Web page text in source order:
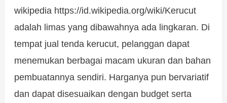
wikipedia https://id.wikipedia.org/wiki/Kerucut
adalah limas yang dibawahnya ada lingkaran. Di
tempat jual tenda kerucut, pelanggan dapat
menemukan berbagai macam ukuran dan bahan
pembuatannya sendiri. Harganya pun bervariatif
dan dapat disesuaikan dengan budget serta